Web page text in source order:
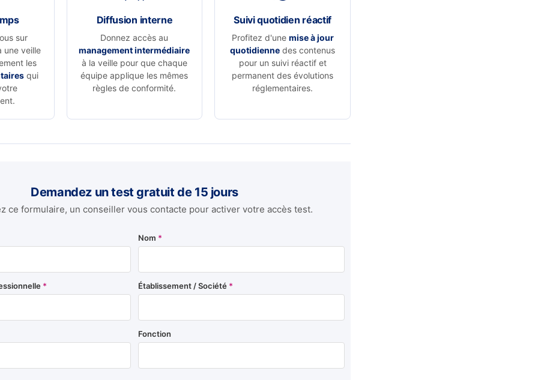
sur
une veille
les
qui
Diffusion interne
Donnez accès au
management intermédiaire
à la veille pour que chaque
équipe applique les mêmes
règles de conformité.
Suivi quotidien réactif
Profitez d'une mise à jour
quotidienne des contenus
pour un suivi réactif et
permanent des évolutions
réglementaires.
Demandez un test gratuit de 15 jours
ce formulaire, un conseiller vous contacte pour activer votre accès test.
Nom *
* Établissement / Société *
Fonction